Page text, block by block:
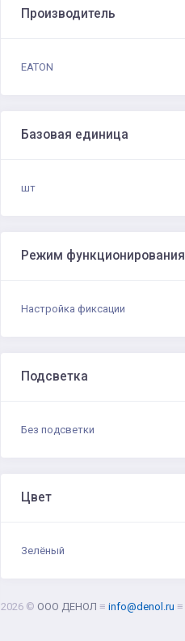
Производитель
EATON
Базовая единица
шт
Режим функционирования
Настройка фиксации
Подсветка
Без подсветки
Цвет
Зелёный
2026 © ООО ДЕНОЛ ≡ info@denol.ru ≡